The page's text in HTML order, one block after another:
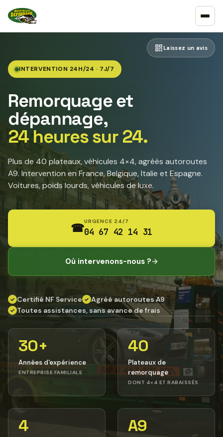
Laissez un avis
INTERVENTION 24H/24 · 7J/7
Remorquage et
dépannage,
24 heures sur 24.
Plus de 40 plateaux, véhicules 4×4, agréés autoroutes
A9. Intervention en France, Belgique, Italie et Espagne.
Voitures, poids lourds, véhicules de luxe.
☎URGENCE 24/7
04 67 42 14 31
Où intervenons-nous ?→
✓ Certifié NF Service ✓ Agréé autoroutes A9
✓ Toutes assistances, sans avance de frais
30+
Années d'expérience
ENTREPRISE FAMILIALE
40
Plateaux de
remorquage
DONT 4×4 ET RABAISSÉS
4 A9